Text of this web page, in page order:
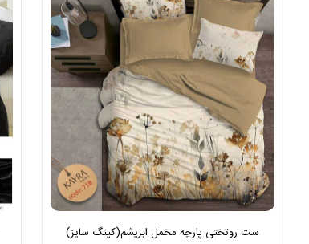
ست روتختی پارچه مخمل ابریشم(کینگ سایز)